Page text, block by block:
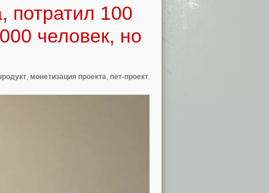
потратил 100
человек, но
монетизация проекта пет-проект